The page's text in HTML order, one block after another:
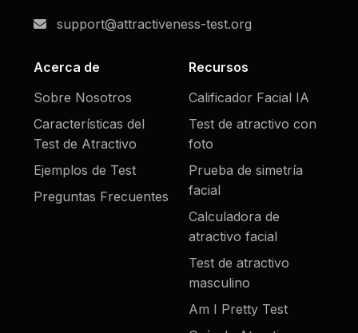
support@attractiveness-test.org
Acerca de
Sobre Nosotros
Características del
Test de Atractivo
Ejemplos de Test
Preguntas Frecuentes
Recursos
Calificador Facial IA
Test de atractivo con
foto
Prueba de simetría
facial
Calculadora de
atractivo facial
Test de atractivo
masculino
Am I Pretty Test